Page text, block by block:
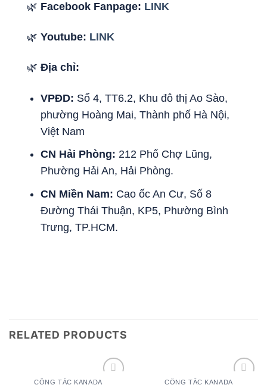
🌿 Facebook Fanpage: LINK
🌿 Youtube: LINK
🌿 Địa chỉ:
VPĐD: Số 4, TT6.2, Khu đô thị Ao Sào,
phường Hoàng Mai, Thành phố Hà Nội,
Việt Nam
CN Hải Phòng: 212 Phố Chợ Lũng,
Phường Hải An, Hải Phòng.
CN Miền Nam: Cao ốc An Cư, Số 8
Đường Thái Thuận, KP5, Phường Bình
Trưng, TP.HCM.
RELATED PRODUCTS
CÔNG TẮC KANADA CÔNG TẮC KANADA